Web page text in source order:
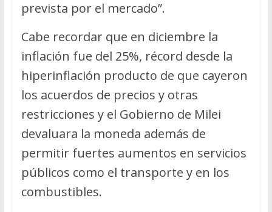
prevista por el mercado”.
Cabe recordar que en diciembre la
inflación fue del 25%, récord desde la
hiperinflación producto de que cayeron
los acuerdos de precios y otras
restricciones y el Gobierno de Milei
devaluara la moneda además de
permitir fuertes aumentos en servicios
públicos como el transporte y en los
combustibles.